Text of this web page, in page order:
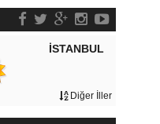
İSTANBUL
Diğer İller